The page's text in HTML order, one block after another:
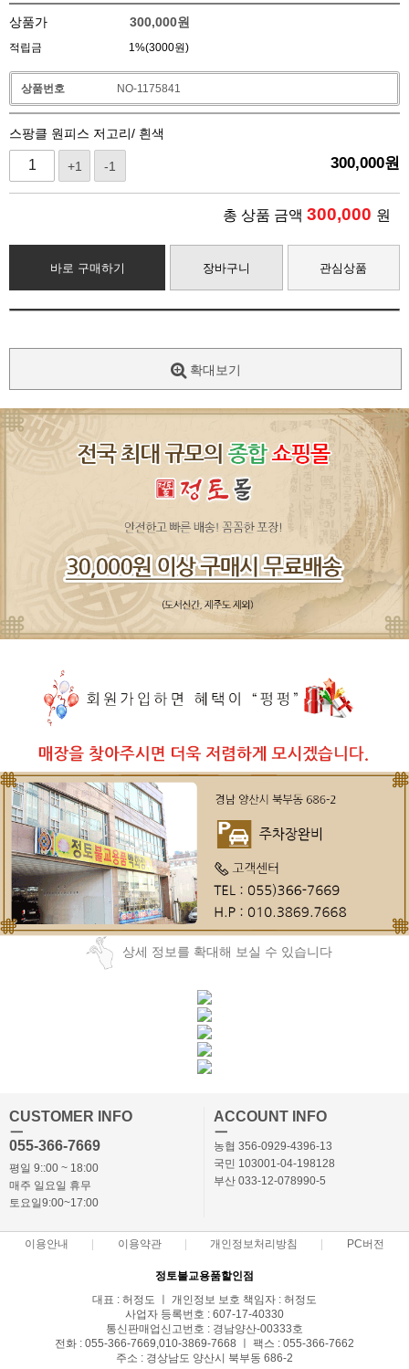
상품가 300,000원
적립금 1%(3000원)
상품번호 NO-1175841
스팡클 원피스 저고리/ 흰색
+1 -1 300,000원
총 상품 금액 300,000 원
바로 구매하기 장바구니 관심상품
확대보기
상세 정보를 확대해 보실 수 있습니다
CUSTOMER INFO
ㅡ
055-366-7669
평일 9::00 ~ 18:00
매주 일요일 휴무
토요일9:00~17:00
ACCOUNT INFO
ㅡ
농협 356-0929-4396-13
국민 103001-04-198128
부산 033-12-078990-5
이용안내 이용약관 개인정보처리방침 PC버전
정토불교용품할인점
대표 : 허정도 ㅣ 개인정보 보호 책임자 : 허정도
사업자 등록번호 : 607-17-40330
통신판매업신고번호 : 경남양산-00333호
전화 : 055-366-7669,010-3869-7668 ㅣ 팩스 : 055-366-7662
주소 : 경상남도 양산시 북부동 686-2